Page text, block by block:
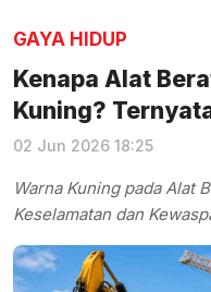
GAYA HIDUP
Kenapa Alat
Kuning?
02 Jun 2026 18:25
Warna Kuning pada Alat
Keselamatan dan